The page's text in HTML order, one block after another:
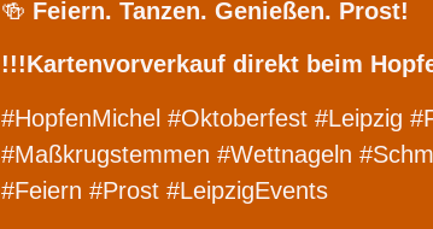
🍻 Feiern. Tanzen. Genießen. Prost!
!!!Kartenvorverkauf direkt beim
#HopfenMichel #Oktoberfest #Leipzig
#Maßkrugstemmen #Wettnageln
#Feiern #Prost #LeipzigEvents